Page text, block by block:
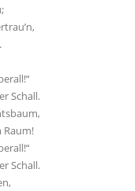
Schall.
Schall.